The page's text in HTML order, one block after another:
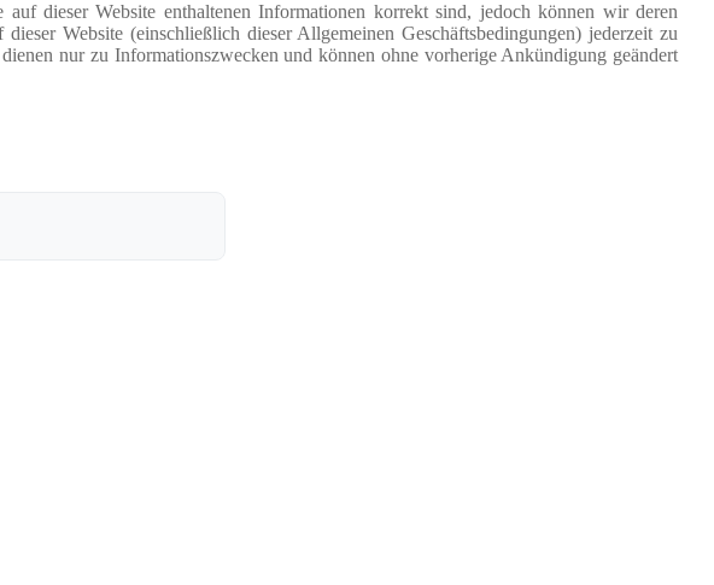
dieser Website enthaltenen Informationen korrekt sind, jedoch können wir deren
Website (einschließlich dieser Allgemeinen Geschäftsbedingungen) jederzeit zu
nur zu Informationszwecken und können ohne vorherige Ankündigung geändert